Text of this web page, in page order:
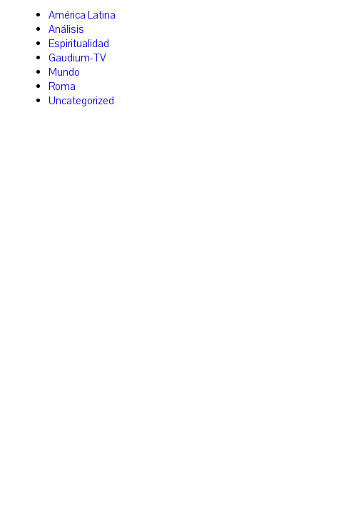
América Latina
Análisis
Espiritualidad
Gaudium-TV
Mundo
Roma
Uncategorized